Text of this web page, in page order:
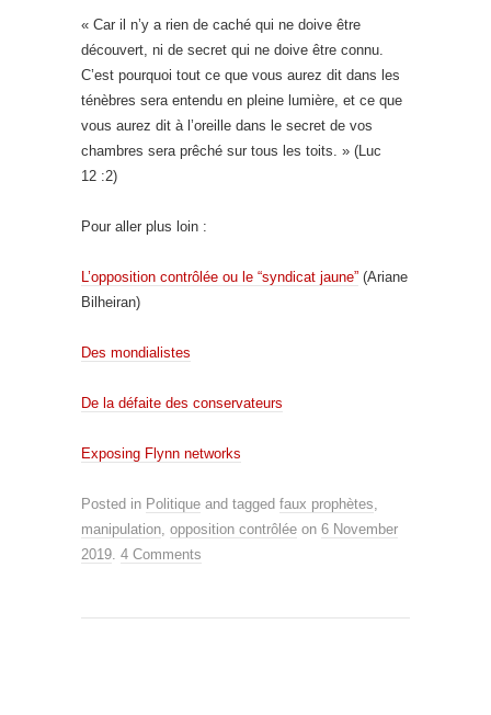
« Car il n’y a rien de caché qui ne doive être
découvert, ni de secret qui ne doive être connu.
C’est pourquoi tout ce que vous aurez dit dans les
ténèbres sera entendu en pleine lumière, et ce que
vous aurez dit à l’oreille dans le secret de vos
chambres sera prêché sur tous les toits. » (Luc
12 :2)
Pour aller plus loin :
L’opposition contrôlée ou le “syndicat jaune” (Ariane
Bilheiran)
Des mondialistes
De la défaite des conservateurs
Exposing Flynn networks
Posted in Politique and tagged faux prophètes,
manipulation, opposition contrôlée on 6 November
2019. 4 Comments